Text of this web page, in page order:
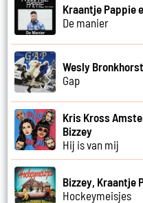
Kraantje Pappie
De manier
Wesly
Gap
Kris Kross
Bizzey
Hij is van mij
Bizzey, Kraantje
Hockeymeisjes